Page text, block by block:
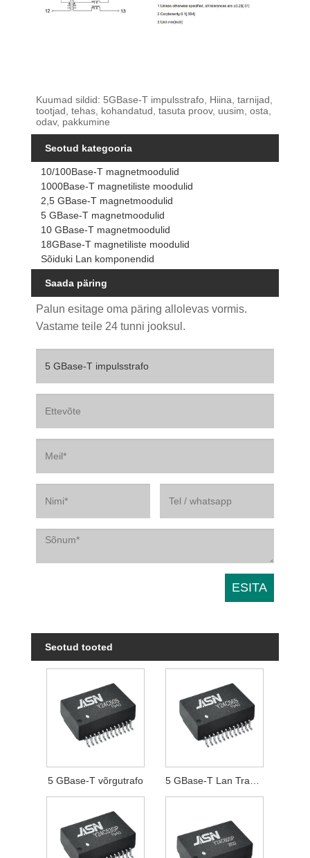
Kuumad sildid: 5GBase-T impulsstrafo, Hiina, tarnijad,
tootjad, tehas, kohandatud, tasuta proov, uusim, osta,
odav, pakkumine
Seotud kategooria
10/100Base-T magnetmoodulid
1000Base-T magnetiliste moodulid
2,5 GBase-T magnetmoodulid
5 GBase-T magnetmoodulid
10 GBase-T magnetmoodulid
18GBase-T magnetiliste moodulid
Sõiduki Lan komponendid
Saada päring
Palun esitage oma päring allolevas vormis.
Vastame teile 24 tunni jooksul.
Seotud tooted
5 GBase-T võrgutrafo